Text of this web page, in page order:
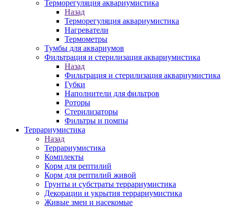
Терморегуляция аквариумистика
Назад
Терморегуляция аквариумистика
Нагреватели
Термометры
Тумбы для аквариумов
Фильтрация и стерилизация аквариумистика
Назад
Фильтрация и стерилизация аквариумистика
Губки
Наполнители для фильтров
Роторы
Стерилизаторы
Фильтры и помпы
Террариумистика
Назад
Террариумистика
Комплекты
Корм для рептилий
Корм для рептилий живой
Грунты и субстраты террариумистика
Декорации и укрытия террариумистика
Живые змеи и насекомые